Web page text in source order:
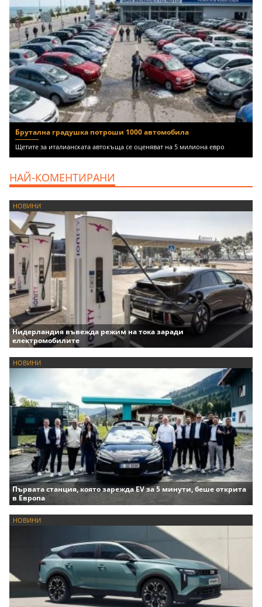
Брутална градушка потроши 1000 автомобила
Щетите за италианската автокъща се оценяват на 5 милиона евро
НАЙ-КОМЕНТИРАНИ
НОВИНИ
Нидерландия въвежда режим на тока заради
електромобилите
НОВИНИ
Първата станция, която зарежда EV за 5 минути, беше открита
в Европа
НОВИНИ